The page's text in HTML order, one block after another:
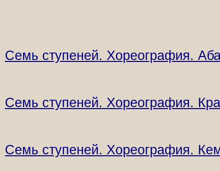
Семь ступеней. Хореография.
Семь ступеней. Хореография.
Семь ступеней. Хореография.